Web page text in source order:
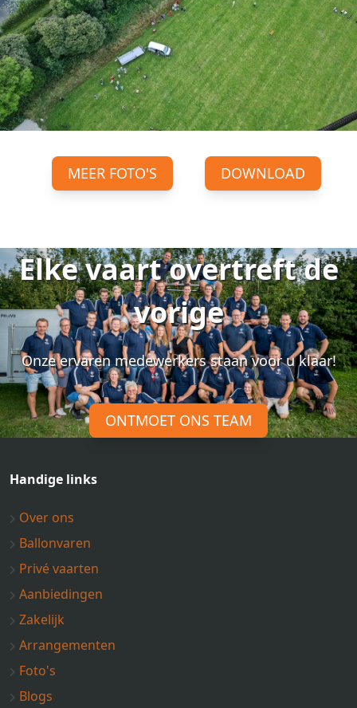
MEER FOTO'S DOWNLOAD
Elke vaart overtreft de
vorige
Onze ervaren medewerkers staan voor u klaar!
ONTMOET ONS TEAM
Handige links
Over ons
Ballonvaren
Privé vaarten
Aanbiedingen
Zakelijk
Arrangementen
Foto's
Blogs